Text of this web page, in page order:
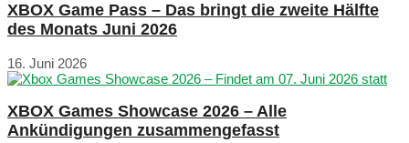
XBOX Game Pass – Das bringt die zweite Hälfte
des Monats Juni 2026
16. Juni 2026
XBOX Games Showcase 2026 – Alle
Ankündigungen zusammengefasst